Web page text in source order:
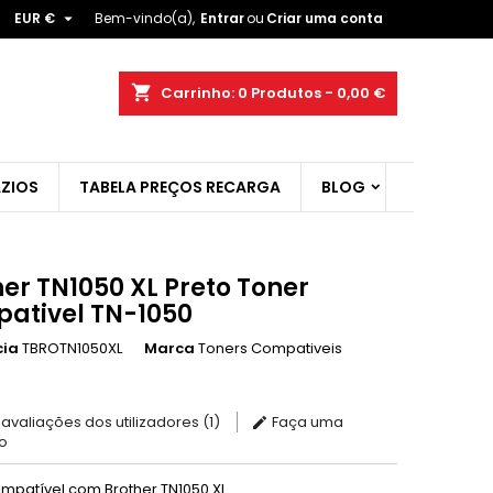
Bem-vindo(a), Entrarou Criar uma conta
EUR € 
shopping_cart Carrinho: 0 Produtos - 0,00 €
TABELA PREÇOS RECARGA BLOG
TN1050 XL Preto Toner
TN-1050
TBROTN1050XL Marca Toners Compativeis
avaliações dos utilizadores (1)
Faça uma